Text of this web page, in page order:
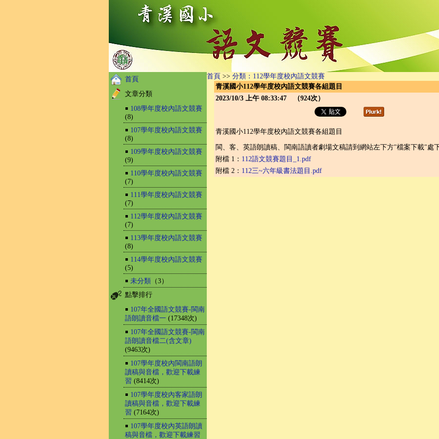
首頁
文章分類
￭ 108學年度校內語文競賽
(8)
￭ 107學年度校內語文競賽
(8)
￭ 109學年度校內語文競賽
(9)
￭ 110學年度校內語文競賽
(7)
￭ 111學年度校內語文競賽
(7)
￭ 112學年度校內語文競賽
(7)
￭ 113學年度校內語文競賽
(8)
￭ 114學年度校內語文競賽
(5)
￭ 未分類 （3）
點擊排行
￭ 107年全國語文競賽-閩南
語朗讀音檔一 (17348次)
￭ 107年全國語文競賽-閩南
語朗讀音檔二(含文章)
(9463次)
￭ 107學年度校內閩南語朗
讀稿與音檔，歡迎下載練
習 (8414次)
￭ 107學年度校內客家語朗
讀稿與音檔，歡迎下載練
習 (7164次)
￭ 107學年度校內英語朗讀
稿與音檔，歡迎下載練習
首頁 >> 分類：112學年度校內語文競賽
青溪國小112學年度校內語文競賽各組題目
2023/10/3 上午 08:33:47 （924次）
青溪國小112學年度校內語文競賽各組題目
閩、客、英語朗讀稿、閩南語讀者劇場文稿請到網站左下方"檔案下載"處
附檔 1： 112語文競賽題目_1.pdf
附檔 2： 112三~六年級書法題目.pdf